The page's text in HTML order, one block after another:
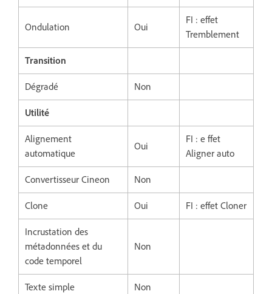
Ondulation Oui
FI : effet
Tremblement
Transition
Dégradé Non
Utilité
Alignement
automatique
Oui
FI : e ffet
Aligner auto
Convertisseur Cineon Non
Clone Oui FI : effet Cloner
Incrustation des
métadonnées et du
code temporel
Non
Texte simple Non